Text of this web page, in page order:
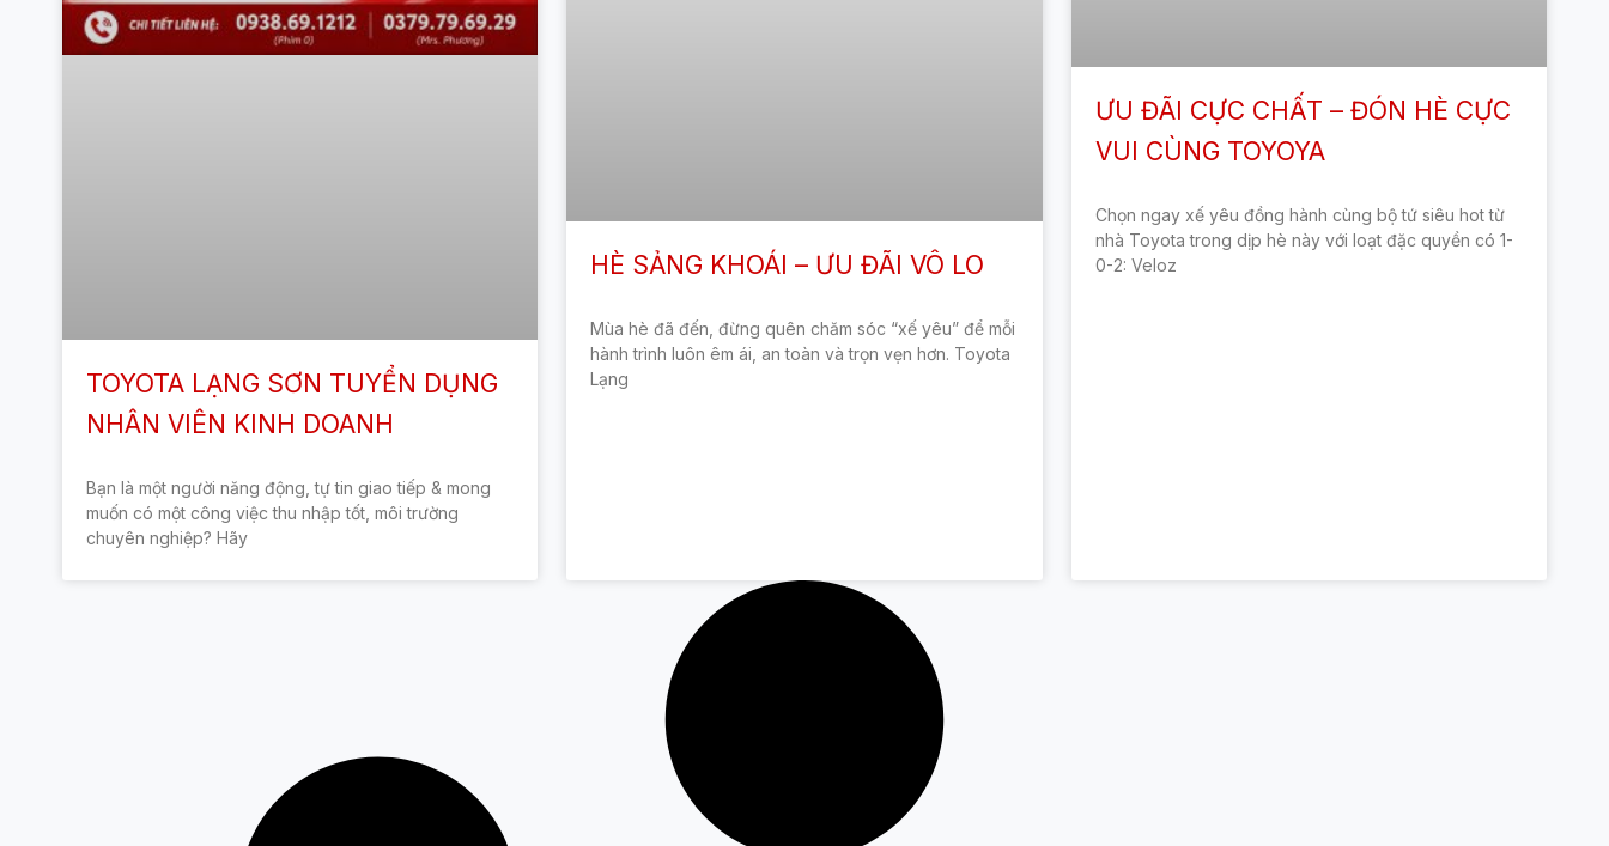
TOYOTA LẠNG SƠN TUYỂN DỤNG
NHÂN VIÊN KINH DOANH
Bạn là một người năng động, tự tin giao tiếp & mong
muốn có một công việc thu nhập tốt, môi trường
chuyên nghiệp? Hãy
HÈ SẢNG KHOÁI – ƯU ĐÃI VÔ LO
Mùa hè đã đến, đừng quên chăm sóc “xế yêu” để mỗi
hành trình luôn êm ái, an toàn và trọn vẹn hơn. Toyota
Lạng
ƯU ĐÃI CỰC CHẤT – ĐÓN HÈ CỰC
VUI CÙNG TOYOYA
Chọn ngay xế yêu đồng hành cùng bộ tứ siêu hot từ
nhà Toyota trong dịp hè này với loạt đặc quyền có 1-
0-2: Veloz